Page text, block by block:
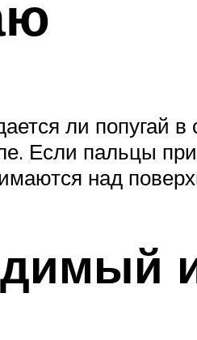
ли попугай в
Если пальцы
над